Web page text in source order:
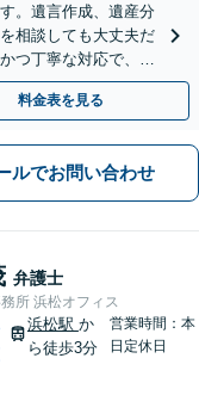
。遺言作成、遺産分
相談しても大丈夫だ
つ丁寧な対応で、今
料金表を見る
ルでお問い合わせ
弁護士
所 浜松オフィス
浜松駅 か
ら徒歩3分
営業時間：本
日定休日